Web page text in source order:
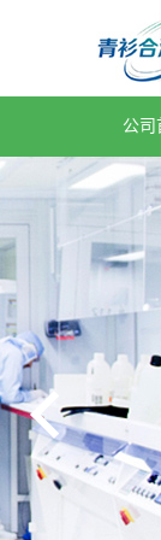
公司